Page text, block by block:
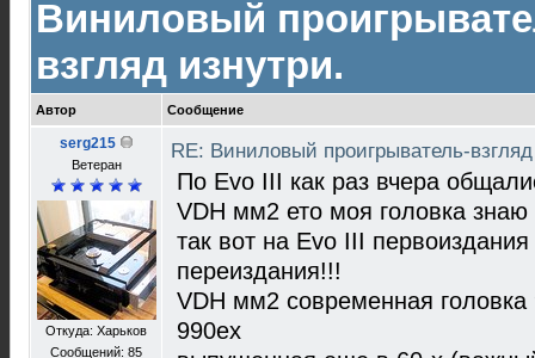
Виниловый
взгляд изнутри.
Автор Сообщение
serg215
Ветеран
Откуда: Харьков
Сообщений: 85
RE: Виниловый проигрыватель-
По Evo III как раз вчера
VDH мм2 ето моя головка знаю
так вот на Evo III
переиздания!!!
VDH мм2 современная
990ex